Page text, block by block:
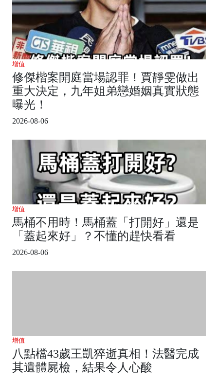
增值
修傑楷案開庭當場認罪！賈靜雯做出
重大決定，九年姐弟戀婚姻真實狀態
曝光！
2026-08-06
增值
馬桶不用時！馬桶蓋「打開好」還是
「蓋起來好」？不懂的趕快看看
2026-08-06
增值
八點檔43歲王凱猝逝真相！法醫完成
其遺體屍檢，結果令人心酸